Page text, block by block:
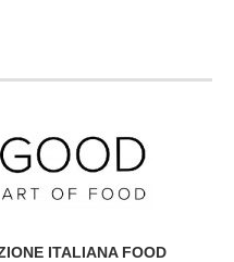
ITALIANA FOOD